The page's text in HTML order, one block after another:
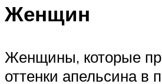
Женщин
Женщины, которые
оттенки апельсина в